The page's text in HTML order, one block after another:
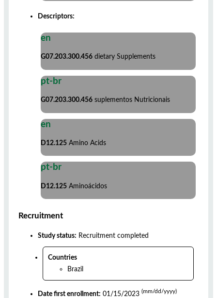
Descriptors:
en
G07.203.300.456 dietary Supplements
pt-br
G07.203.300.456 suplementos Nutricionais
en
D12.125 Amino Acids
pt-br
D12.125 Aminoácidos
Recruitment
Study status: Recruitment completed
Countries
Brazil
Date first enrollment: 01/15/2023 (mm/dd/yyyy)